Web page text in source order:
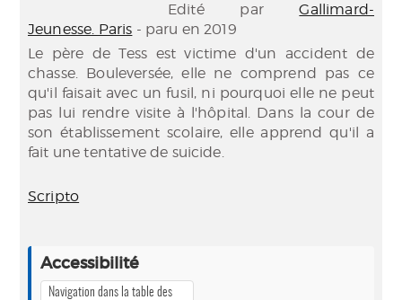
Edité parGallimard-
Jeunesse. Paris - paru en 2019
Le père de Tess est victime d'un accident de
chasse. Bouleversée, elle ne comprend pas ce
qu'il faisait avec un fusil, ni pourquoi elle ne peut
pas lui rendre visite à l'hôpital. Dans la cour de
son établissement scolaire, elle apprend qu'il a
fait une tentative de suicide.
Scripto
Accessibilité
Navigation dans la table des